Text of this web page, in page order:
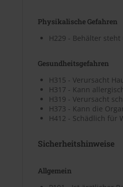
Physikalische Gefahren
H229 - Behälter
Gesundheitsgefahren
H315 - Verursacht
H317 - Kann
H319 - Verursacht
H373 - Kann die
H412 - Schädlich für
Sicherheitshinweise
Allgemein